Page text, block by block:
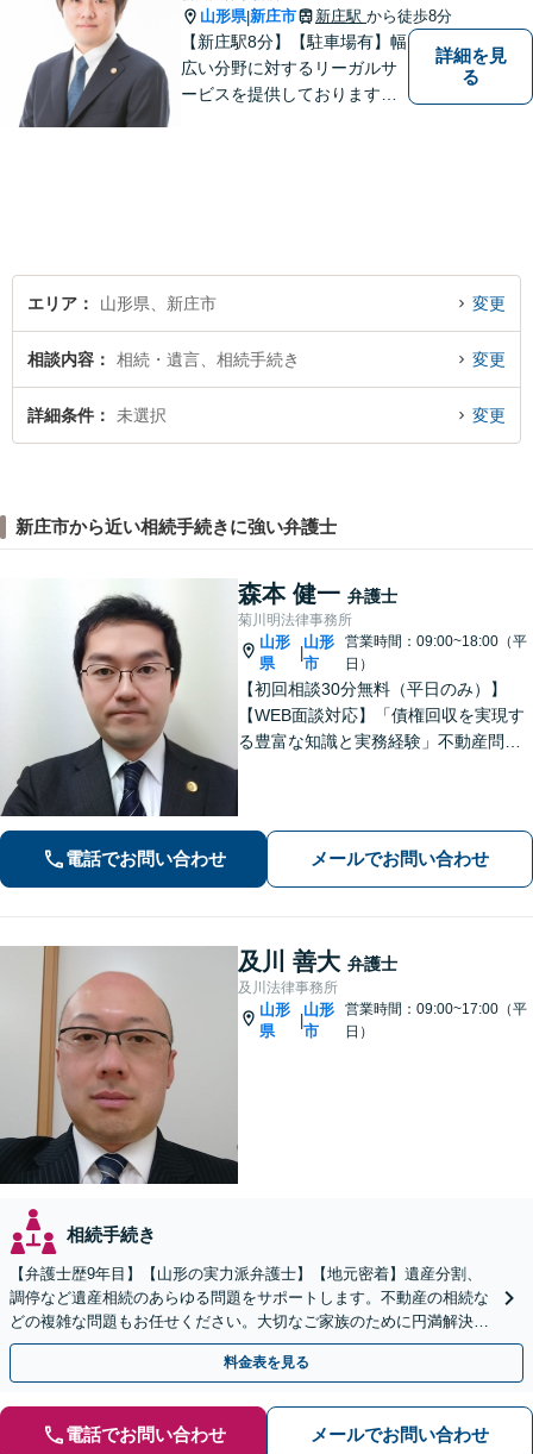
山形県|新庄市 新庄駅 から徒歩8分
【新庄駅8分】【駐車場有】幅
広い分野に対するリーガルサ
ービスを提供しております。
い。
詳細を見
る
エリア 山形県、新庄市 変更
相談内容 相続・遺言、相続手続き 変更
詳細条件 未選択 変更
新庄市から近い相続手続きに強い弁護士
森本 健一 弁護士
菊川明法律事務所
山形
県
|
山形
市
営業時間：09:00~18:00（平
日）
【初回相談30分無料（平日のみ）】
【WEB面談対応】「債権回収を実現す
る豊富な知識と実務経験」不動産問
【休日・夜間相談可】
電話でお問い合わせ メールでお問い合わせ
及川 善大 弁護士
及川法律事務所
山形
県
|
山形
市
営業時間：09:00~17:00（平
日）
相続手続き
【弁護士歴9年目】【山形の実力派弁護士】【地元密着】遺産分割、
調停など遺産相続のあらゆる問題をサポートします。不動産の相続な
どの複雑な問題もお任せください。大切なご家族のために円満解決を
目指します】
料金表を見る
電話でお問い合わせ メールでお問い合わせ